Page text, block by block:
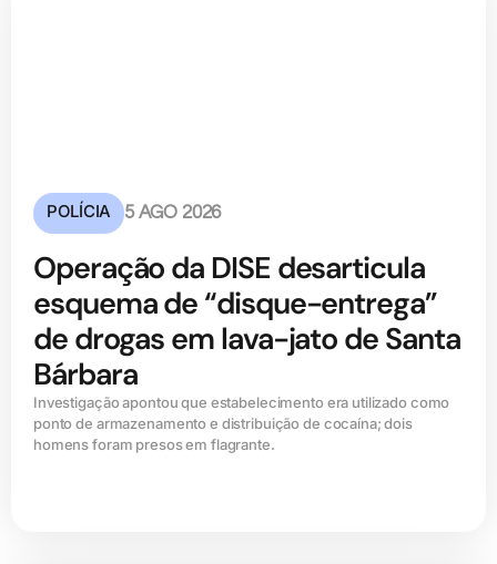
POLÍCIA 5 AGO 2026
Operação da DISE desarticula
esquema de “disque-entrega”
de drogas em lava-jato de Santa
Bárbara
Investigação apontou que estabelecimento era utilizado como
ponto de armazenamento e distribuição de cocaína; dois
homens foram presos em flagrante.